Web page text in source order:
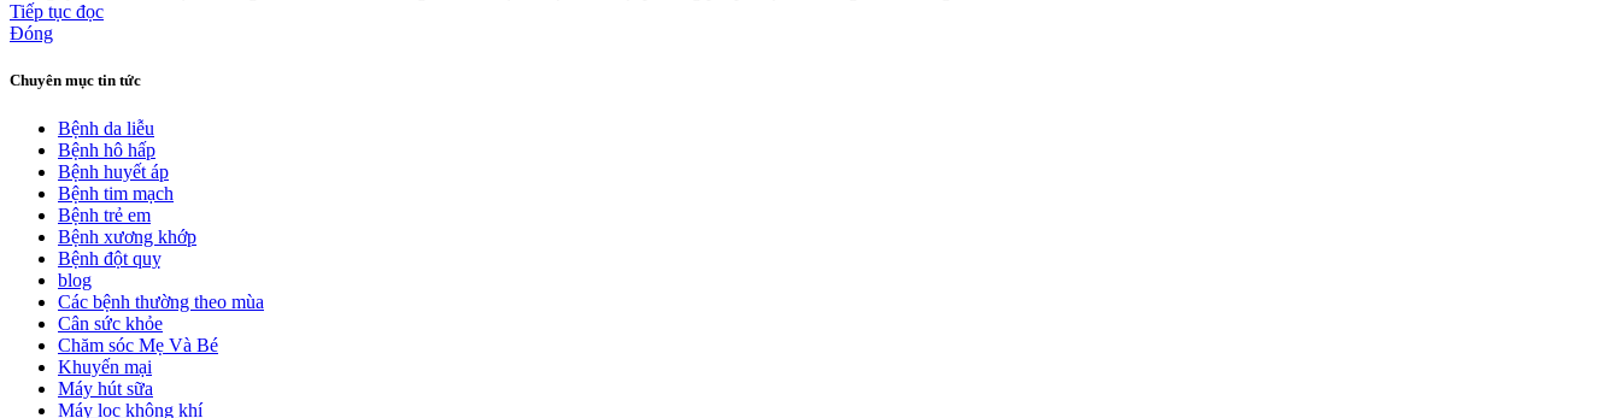
Tiếp tục đọc
Đóng
Chuyên mục tin tức
Bệnh da liễu
Bệnh hô hấp
Bệnh huyết áp
Bệnh tim mạch
Bệnh trẻ em
Bệnh xương khớp
Bệnh đột quỵ
blog
Các bệnh thường theo mùa
Cân sức khỏe
Chăm sóc Mẹ Và Bé
Khuyến mại
Máy hút sữa
Máy lọc không khí